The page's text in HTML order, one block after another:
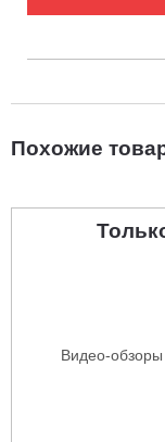
Похожие
Видео-